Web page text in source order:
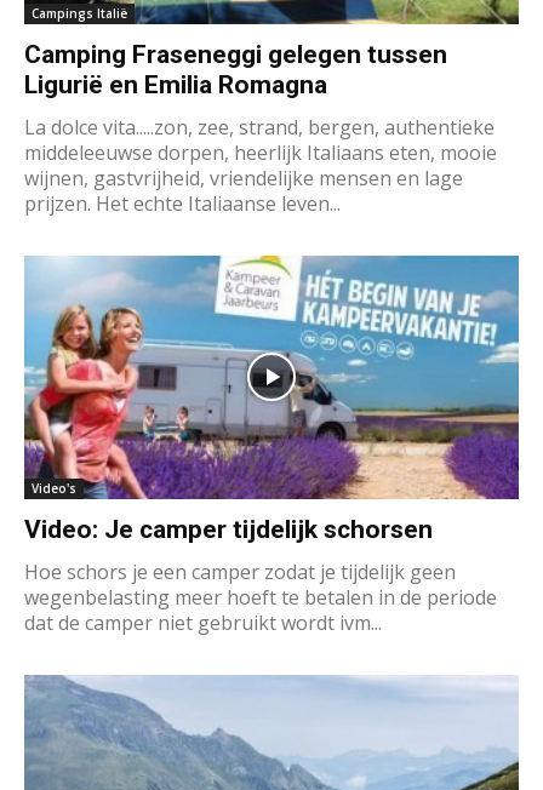
Campings Italië
Camping Fraseneggi gelegen tussen
Ligurië en Emilia Romagna
La dolce vita.....zon, zee, strand, bergen, authentieke
middeleeuwse dorpen, heerlijk Italiaans eten, mooie
wijnen, gastvrijheid, vriendelijke mensen en lage
prijzen. Het echte Italiaanse leven...
Video's
Video: Je camper tijdelijk schorsen
Hoe schors je een camper zodat je tijdelijk geen
wegenbelasting meer hoeft te betalen in de periode
dat de camper niet gebruikt wordt ivm...